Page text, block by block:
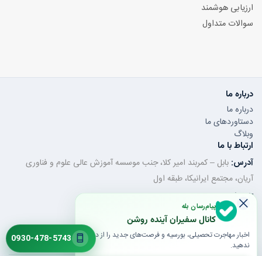
ارزیابی هوشمند
سوالات متداول
درباره ما
درباره ما
دستاوردهای ما
وبلاگ
ارتباط با ما
آدرس: بابل – کمربند امیر کلا، جنب موسسه آموزش عالی علوم و فناوری
آریان، مجتمع ایرانیکا، طبقه اول
تلفن ثابت:011-32350320
موبایل / واتساپ: 0930-478-5743
ایمیل:saroshanbbl@gmail.com
0930-478-5743
پیام‌رسان بله
کانال سفیران آینده روشن
اخبار مهاجرت تحصیلی، بورسیه و فرصت‌های جدید را از دست
ندهید.